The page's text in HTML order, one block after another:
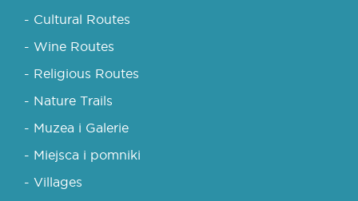
- Cultural Routes
- Wine Routes
- Religious Routes
- Nature Trails
- Muzea i Galerie
- Miejsca i pomniki
- Villages